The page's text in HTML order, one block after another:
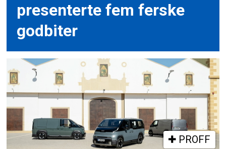
presenterte fem ferske
godbiter
PROFF